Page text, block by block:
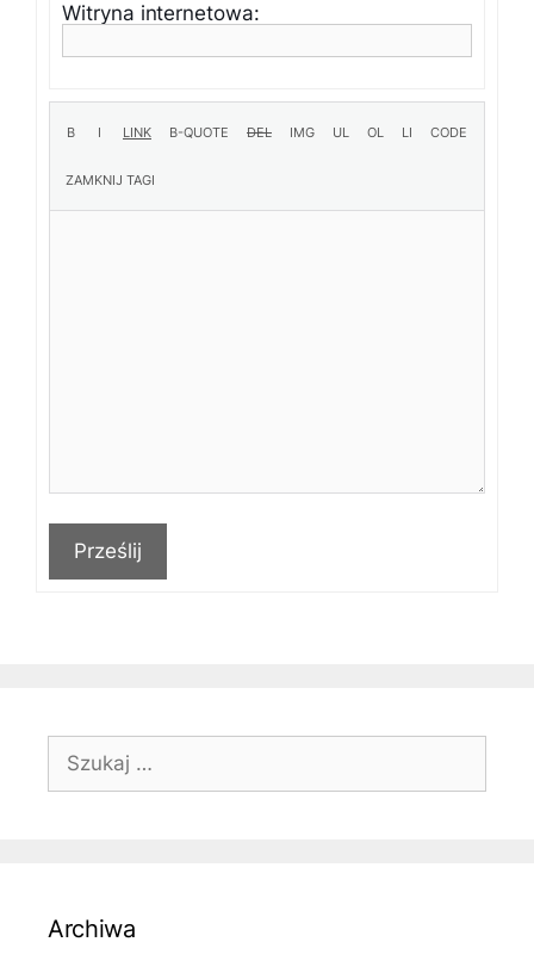
Witryna internetowa:
Prześlij
Szukaj:
Archiwa